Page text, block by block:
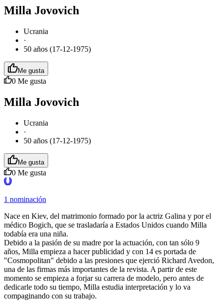
Milla Jovovich
Ucrania
·
50 años (17-12-1975)
Me gusta
0 Me gusta
Milla Jovovich
Ucrania
·
50 años (17-12-1975)
Me gusta
0 Me gusta
1 nominación
Nace en Kiev, del matrimonio formado por la actriz Galina y por el
médico Bogich, que se trasladaría a Estados Unidos cuando Milla
todabía era una niña.
Debido a la pasión de su madre por la actuación, con tan sólo 9
años, Milla empieza a hacer publicidad y con 14 es portada de
"Cosmopolitan" debido a las presiones que ejerció Richard Avedon,
una de las firmas más importantes de la revista. A partir de este
momento se empieza a forjar su carrera de modelo, pero antes de
dedicarle todo su tiempo, Milla estudia interpretación y lo va
compaginando con su trabajo.